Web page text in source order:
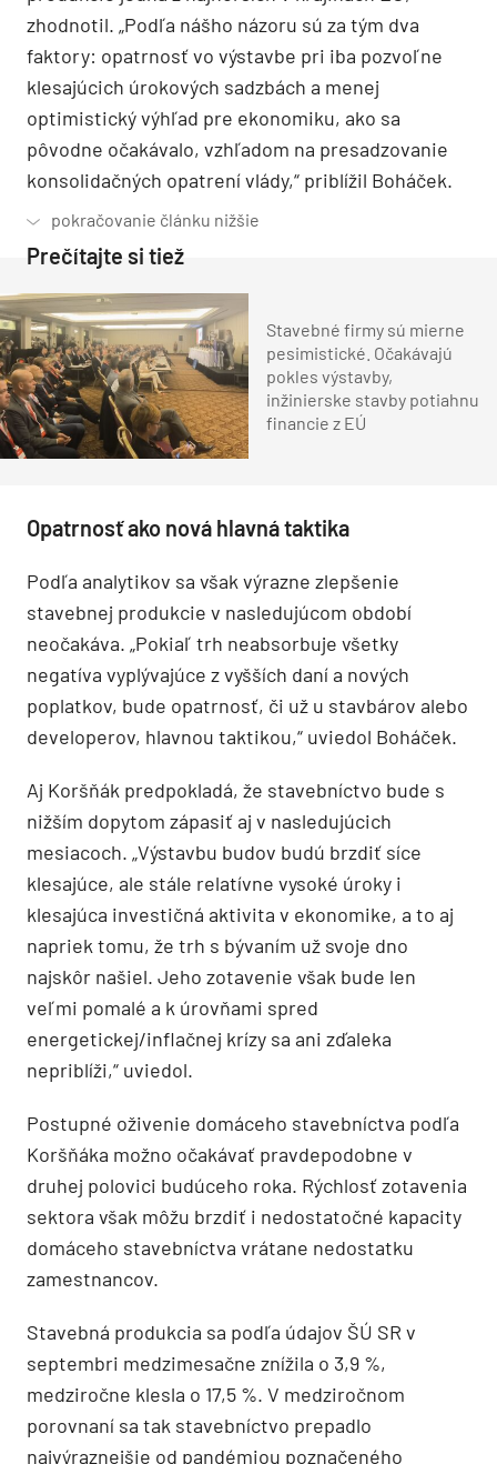
zhodnotil. „Podľa nášho názoru sú za tým dva
faktory: opatrnosť vo výstavbe pri iba pozvoľne
klesajúcich úrokových sadzbách a menej
optimistický výhľad pre ekonomiku, ako sa
pôvodne očakávalo, vzhľadom na presadzovanie
konsolidačných opatrení vlády,“ priblížil Boháček.
Prečítajte si tiež
Stavebné firmy sú mierne
pesimistické. Očakávajú
pokles výstavby,
inžinierske stavby potiahnu
financie z EÚ
Opatrnosť ako nová hlavná taktika
Podľa analytikov sa však výrazne zlepšenie
stavebnej produkcie v nasledujúcom období
neočakáva. „Pokiaľ trh neabsorbuje všetky
negatíva vyplývajúce z vyšších daní a nových
poplatkov, bude opatrnosť, či už u stavbárov alebo
developerov, hlavnou taktikou,“ uviedol Boháček.
Aj Koršňák predpokladá, že stavebníctvo bude s
nižším dopytom zápasiť aj v nasledujúcich
mesiacoch. „Výstavbu budov budú brzdiť síce
klesajúce, ale stále relatívne vysoké úroky i
klesajúca investičná aktivita v ekonomike, a to aj
napriek tomu, že trh s bývaním už svoje dno
najskôr našiel. Jeho zotavenie však bude len
veľmi pomalé a k úrovňami spred
energetickej/inflačnej krízy sa ani zďaleka
nepriblíži,“ uviedol.
Postupné oživenie domáceho stavebníctva podľa
Koršňáka možno očakávať pravdepodobne v
druhej polovici budúceho roka. Rýchlosť zotavenia
sektora však môžu brzdiť i nedostatočné kapacity
domáceho stavebníctva vrátane nedostatku
zamestnancov.
Stavebná produkcia sa podľa údajov ŠÚ SR v
septembri medzimesačne znížila o 3,9 %,
medziročne klesla o 17,5 %. V medziročnom
porovnaní sa tak stavebníctvo prepadlo
najvýraznejšie od pandémiou poznačeného